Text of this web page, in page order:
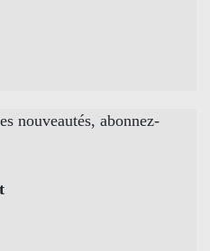
nouveautés, abonnez-